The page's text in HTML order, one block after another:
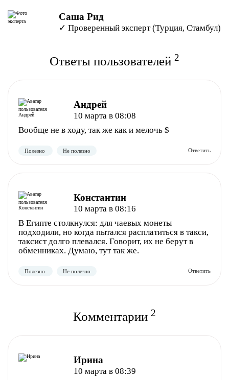
Саша Рид
✓ Проверенный эксперт (Турция, Стамбул)
Ответы пользователей 2
Андрей
10 марта в 08:08
Вообще не в ходу, так же как и мелочь $
Не полезно
Константин
10 марта в 08:16
В Египте столкнулся: для чаевых монеты
подходили, но когда пытался расплатиться в такси,
таксист долго плевался. Говорит, их не берут в
обменниках. Думаю, тут так же.
Комментарии 2
Ирина
10 марта в 08:39